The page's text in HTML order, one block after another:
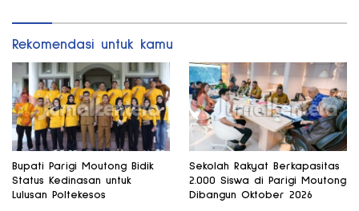
Rekomendasi untuk kamu
Bupati Parigi Moutong Bidik
Status Kedinasan untuk
Lulusan Poltekesos
Sekolah Rakyat Berkapasitas
2.000 Siswa di Parigi Moutong
Dibangun Oktober 2026